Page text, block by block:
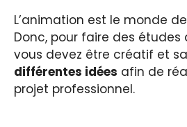
L’animation est le monde
Donc, pour faire des
vous devez être créatif et
différentes idées afin de
projet professionnel.